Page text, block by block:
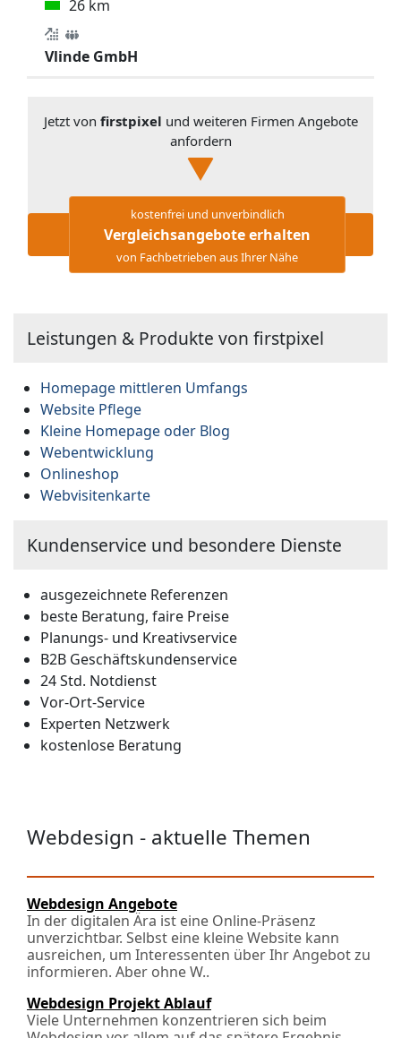
26 km
Vlinde GmbH
Jetzt von firstpixel und weiteren Firmen Angebote
anfordern
kostenfrei und unverbindlich
Vergleichsangebote erhalten
von Fachbetrieben aus Ihrer Nähe
Leistungen & Produkte von firstpixel
Homepage mittleren Umfangs
Website Pflege
Kleine Homepage oder Blog
Webentwicklung
Onlineshop
Webvisitenkarte
Kundenservice und besondere Dienste
ausgezeichnete Referenzen
beste Beratung, faire Preise
Planungs- und Kreativservice
B2B Geschäftskundenservice
24 Std. Notdienst
Vor-Ort-Service
Experten Netzwerk
kostenlose Beratung
Webdesign - aktuelle Themen
Webdesign Angebote
In der digitalen Ära ist eine Online-Präsenz
unverzichtbar. Selbst eine kleine Website kann
ausreichen, um Interessenten über Ihr Angebot zu
informieren. Aber ohne W..
Webdesign Projekt Ablauf
Viele Unternehmen konzentrieren sich beim